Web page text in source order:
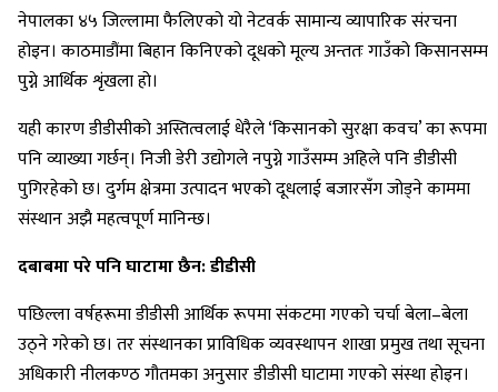
नेपालका ४५ जिल्लामा फैलिएको यो नेटवर्क सामान्य व्यापारिक संरचना
होइन। काठमाडौंमा बिहान किनिएको दूधको मूल्य अन्ततः गाउँको किसानसम्म
पुग्ने आर्थिक शृंखला हो।
यही कारण डीडीसीको अस्तित्वलाई धेरैले ‘किसानको सुरक्षा कवच’ का रूपमा
पनि व्याख्या गर्छन्। निजी डेरी उद्योगले नपुग्ने गाउँसम्म अहिले पनि डीडीसी
पुगिरहेको छ। दुर्गम क्षेत्रमा उत्पादन भएको दूधलाई बजारसँग जोड्ने काममा
संस्थान अझै महत्वपूर्ण मानिन्छ।
दबाबमा परे पनि घाटामा छैन: डीडीसी
पछिल्ला वर्षहरूमा डीडीसी आर्थिक रूपमा संकटमा गएको चर्चा बेला–बेला
उठ्ने गरेको छ। तर संस्थानका प्राविधिक व्यवस्थापन शाखा प्रमुख तथा सूचना
अधिकारी नीलकण्ठ गौतमका अनुसार डीडीसी घाटामा गएको संस्था होइन।